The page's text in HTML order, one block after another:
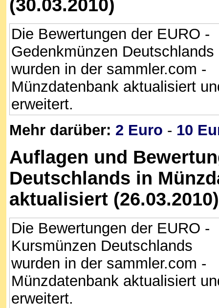
(30.03.2010)
Die Bewertungen der EURO -
Gedenkmünzen Deutschlands
wurden in der sammler.com -
Münzdatenbank aktualisiert
erweitert.
Mehr darüber: 2 Euro - 10
Auflagen und
Deutschlands in
aktualisiert (26.03.2010)
Die Bewertungen der EURO -
Kursmünzen Deutschlands
wurden in der sammler.com -
Münzdatenbank aktualisiert
erweitert.